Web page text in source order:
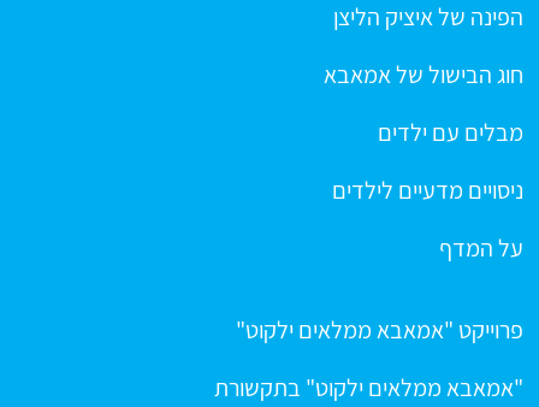
הפינה של איציק הליצן
חוג הבישול של אמאבא
מבלים עם ילדים
ניסויים מדעיים לילדים
על המדף
פרוייקט "אמאבא ממלאים ילקוט"
"אמאבא ממלאים ילקוט" בתקשורת